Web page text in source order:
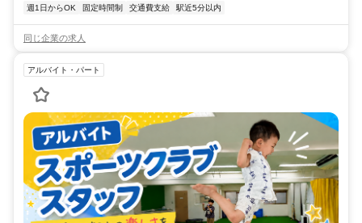
週1日からOK 固定時間制 交通費支給 駅近5分以内
同じ企業の求人
アルバイト・パート